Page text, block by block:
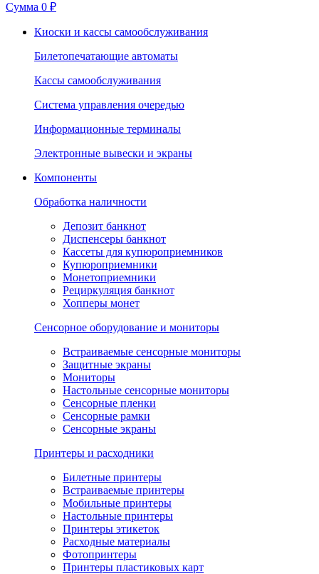
Сумма 0 ₽
Киоски и кассы самообслуживания
Билетопечатающие автоматы
Кассы самообслуживания
Система управления очередью
Информационные терминалы
Электронные вывески и экраны
Компоненты
Обработка наличности
Депозит банкнот
Диспенсеры банкнот
Кассеты для купюроприемников
Купюроприемники
Монетоприемники
Рециркуляция банкнот
Хопперы монет
Сенсорное оборудование и мониторы
Встраиваемые сенсорные мониторы
Защитные экраны
Мониторы
Настольные сенсорные мониторы
Сенсорные пленки
Сенсорные рамки
Сенсорные экраны
Принтеры и расходники
Билетные принтеры
Встраиваемые принтеры
Мобильные принтеры
Настольные принтеры
Принтеры этикеток
Расходные материалы
Фотопринтеры
Принтеры пластиковых карт